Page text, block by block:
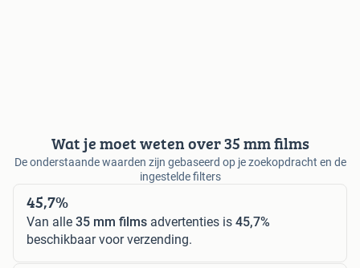
Wat je moet weten over 35 mm films
De onderstaande waarden zijn gebaseerd op je zoekopdracht en de
ingestelde filters
45,7%
Van alle 35 mm films advertenties is 45,7%
beschikbaar voor verzending.